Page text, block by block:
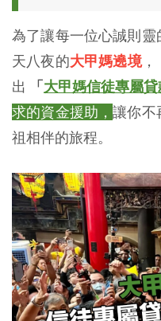
為了讓每一位心誠則
天八夜的大甲媽遶境，
出
「 大甲媽信徒專屬
求的資金援助，讓你不
祖相伴的旅程。